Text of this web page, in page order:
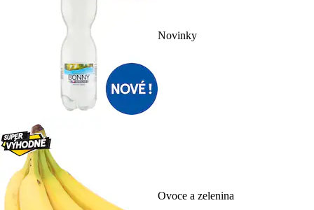
Novinky
Ovoce a zelenina